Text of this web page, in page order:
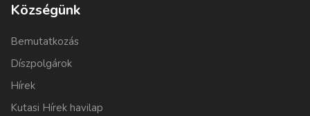
Községünk
Bemutatkozás
Díszpolgárok
Hírek
Kutasi Hírek havilap